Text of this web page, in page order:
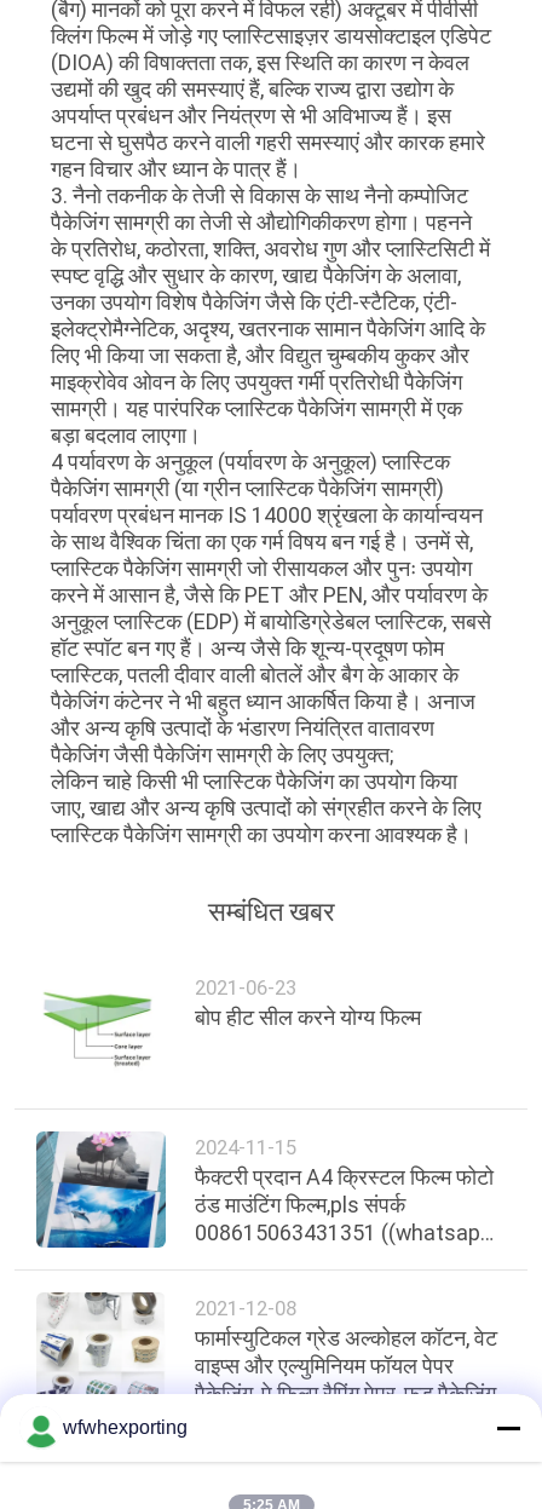
(बैग) मानकों को पूरा करने में विफल रही) अक्टूबर में पीवीसी
क्लिंग फिल्म में जोड़े गए प्लास्टिसाइज़र डायसोक्टाइल एडिपेट
(DIOA) की विषाक्तता तक, इस स्थिति का कारण न केवल
उद्यमों की खुद की समस्याएं हैं, बल्कि राज्य द्वारा उद्योग के
अपर्याप्त प्रबंधन और नियंत्रण से भी अविभाज्य हैं। इस
घटना से घुसपैठ करने वाली गहरी समस्याएं और कारक हमारे
गहन विचार और ध्यान के पात्र हैं।
3. नैनो तकनीक के तेजी से विकास के साथ नैनो कम्पोजिट
पैकेजिंग सामग्री का तेजी से औद्योगिकीकरण होगा। पहनने
के प्रतिरोध, कठोरता, शक्ति, अवरोध गुण और प्लास्टिसिटी में
स्पष्ट वृद्धि और सुधार के कारण, खाद्य पैकेजिंग के अलावा,
उनका उपयोग विशेष पैकेजिंग जैसे कि एंटी-स्टैटिक, एंटी-
इलेक्ट्रोमैग्नेटिक, अदृश्य, खतरनाक सामान पैकेजिंग आदि के
लिए भी किया जा सकता है, और विद्युत चुम्बकीय कुकर और
माइक्रोवेव ओवन के लिए उपयुक्त गर्मी प्रतिरोधी पैकेजिंग
सामग्री। यह पारंपरिक प्लास्टिक पैकेजिंग सामग्री में एक
बड़ा बदलाव लाएगा।
4 पर्यावरण के अनुकूल (पर्यावरण के अनुकूल) प्लास्टिक
पैकेजिंग सामग्री (या ग्रीन प्लास्टिक पैकेजिंग सामग्री)
पर्यावरण प्रबंधन मानक IS 14000 श्रृंखला के कार्यान्वयन
के साथ वैश्विक चिंता का एक गर्म विषय बन गई है। उनमें से,
प्लास्टिक पैकेजिंग सामग्री जो रीसायकल और पुनः उपयोग
करने में आसान है, जैसे कि PET और PEN, और पर्यावरण के
अनुकूल प्लास्टिक (EDP) में बायोडिग्रेडेबल प्लास्टिक, सबसे
हॉट स्पॉट बन गए हैं। अन्य जैसे कि शून्य-प्रदूषण फोम
प्लास्टिक, पतली दीवार वाली बोतलें और बैग के आकार के
पैकेजिंग कंटेनर ने भी बहुत ध्यान आकर्षित किया है। अनाज
और अन्य कृषि उत्पादों के भंडारण नियंत्रित वातावरण
पैकेजिंग जैसी पैकेजिंग सामग्री के लिए उपयुक्त;
लेकिन चाहे किसी भी प्लास्टिक पैकेजिंग का उपयोग किया
जाए, खाद्य और अन्य कृषि उत्पादों को संग्रहीत करने के लिए
प्लास्टिक पैकेजिंग सामग्री का उपयोग करना आवश्यक है।
सम्बंधित खबर
2021-06-23
बोप हीट सील करने योग्य फिल्म
2024-11-15
फैक्टरी प्रदान A4 क्रिस्टल फिल्म फोटो
ठंड माउंटिंग फिल्म,pls संपर्क
008615063431351 ((whatsapp)
क्रिस्टल फिल्म
2021-12-08
फार्मास्युटिकल ग्रेड अल्कोहल कॉटन, वेट
वाइप्स और एल्युमिनियम फॉयल पेपर
पैकेजिंग, पे फिल्म रैपिंग पेपर, फूड पैकेजिंग
शीर्ष
wfwhexporting
5:25 AM